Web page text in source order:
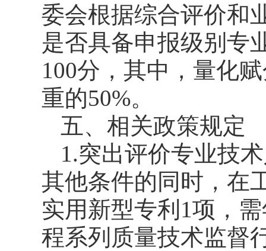
委会根据综合评价和
是否具备申报级别专
100分，其中，量化
重的50%。
五、相关政策规定
1.突出评价专业技
其他条件的同时，在
实用新型专利1项，
程系列质量技术监督